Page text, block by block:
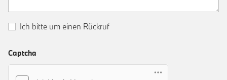
Ich bitte um einen Rückruf
Captcha